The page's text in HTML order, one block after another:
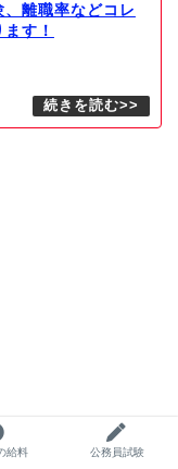
離職率などコレ
す！
給料 公務員試験